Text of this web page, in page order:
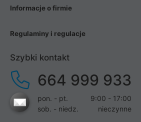
Informacje o firmie
Regulaminy i regulacje
Szybki kontakt
664 999 933
pon. - pt.
9:00 - 17:00
sob. - niedz.
nieczynne